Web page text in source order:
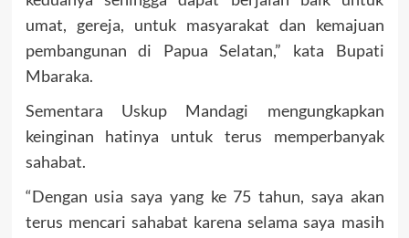
umat, gereja, untuk masyarakat dan kemajuan
pembangunan di Papua Selatan,” kata Bupati
Mbaraka.
Sementara Uskup Mandagi mengungkapkan
keinginan hatinya untuk terus memperbanyak
sahabat.
“Dengan usia saya yang ke 75 tahun, saya akan
terus mencari sahabat karena selama saya masih